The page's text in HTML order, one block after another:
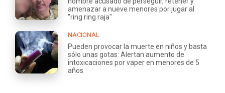
amenazar a nueve menores por jugar al
"ring ring raja"
NACIONAL
Pueden provocar la muerte en niños y basta
sólo unas gotas: Alertan aumento de
intoxicaciones por vaper en menores de 5
años